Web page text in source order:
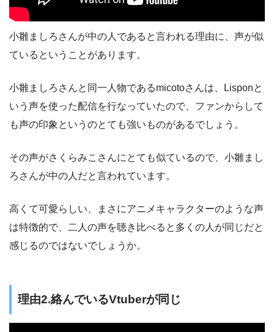
小雛ましろさんが中の人であると言われる理由に、声が似
ているということがあります。
小雛ましろさんと同一人物であるmicotoさんは、Lisponと
いう声を使った配信を行なっていたので、ファンからして
も声の印象というのとても強いものがあるでしょう。
その声がさくらみこさんにとても似ているので、小雛まし
ろさんが中の人だと言われています。
高くて可愛らしい、まさにアニメキャラクターのような声
は特徴的で、二人の声を聴き比べると多くの人が同じだと
感じるのではないでしょうか。
理由2.絡んでいるVtuberが同じ